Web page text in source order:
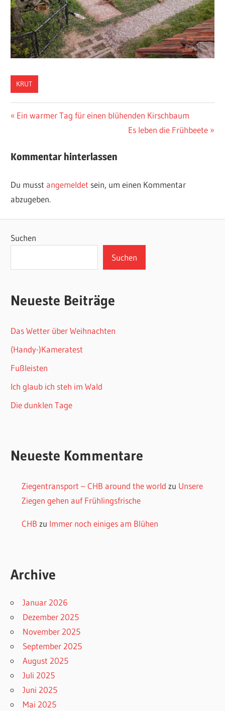
KRUT
Beitragsnavigation
Vorheriger
Ein warmer Tag für einen blühenden Kirschbaum
Nächster
Es leben die Frühbeete
Kommentar hinterlassen
Du musstangemeldet sein, um einen Kommentar
abzugeben.
Suchen
Suchen
Neueste Beiträge
Das Wetter über Weihnachten
(Handy-)Kameratest
Fußleisten
Ich glaub ich steh im Wald
Die dunklen Tage
Neueste Kommentare
Ziegentransport – CHB around the world zu Unsere
Ziegen gehen auf Frühlingsfrische
CHB zu Immer noch einiges am Blühen
Archive
Januar 2026
Dezember 2025
November 2025
September 2025
August 2025
Juli 2025
Juni 2025
Mai 2025